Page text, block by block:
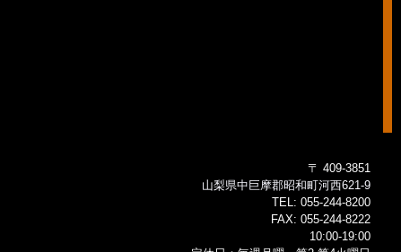
〒 409-3851
山梨県中巨摩郡昭和町河西621-9
TEL: 055-244-8200
FAX: 055-244-8222
10:00-19:00